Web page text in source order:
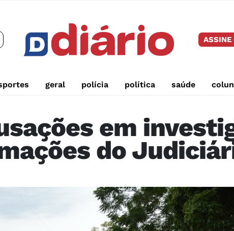
ASSINE
geral polícia política saúde
em
do